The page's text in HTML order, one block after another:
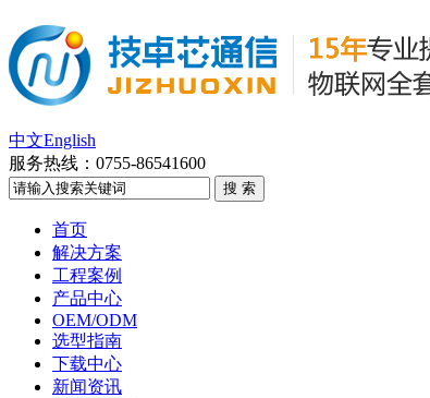
中文English
服务热线： 0755-86541600
首页
解决方案
工程案例
产品中心
OEM/ODM
选型指南
下载中心
新闻资讯